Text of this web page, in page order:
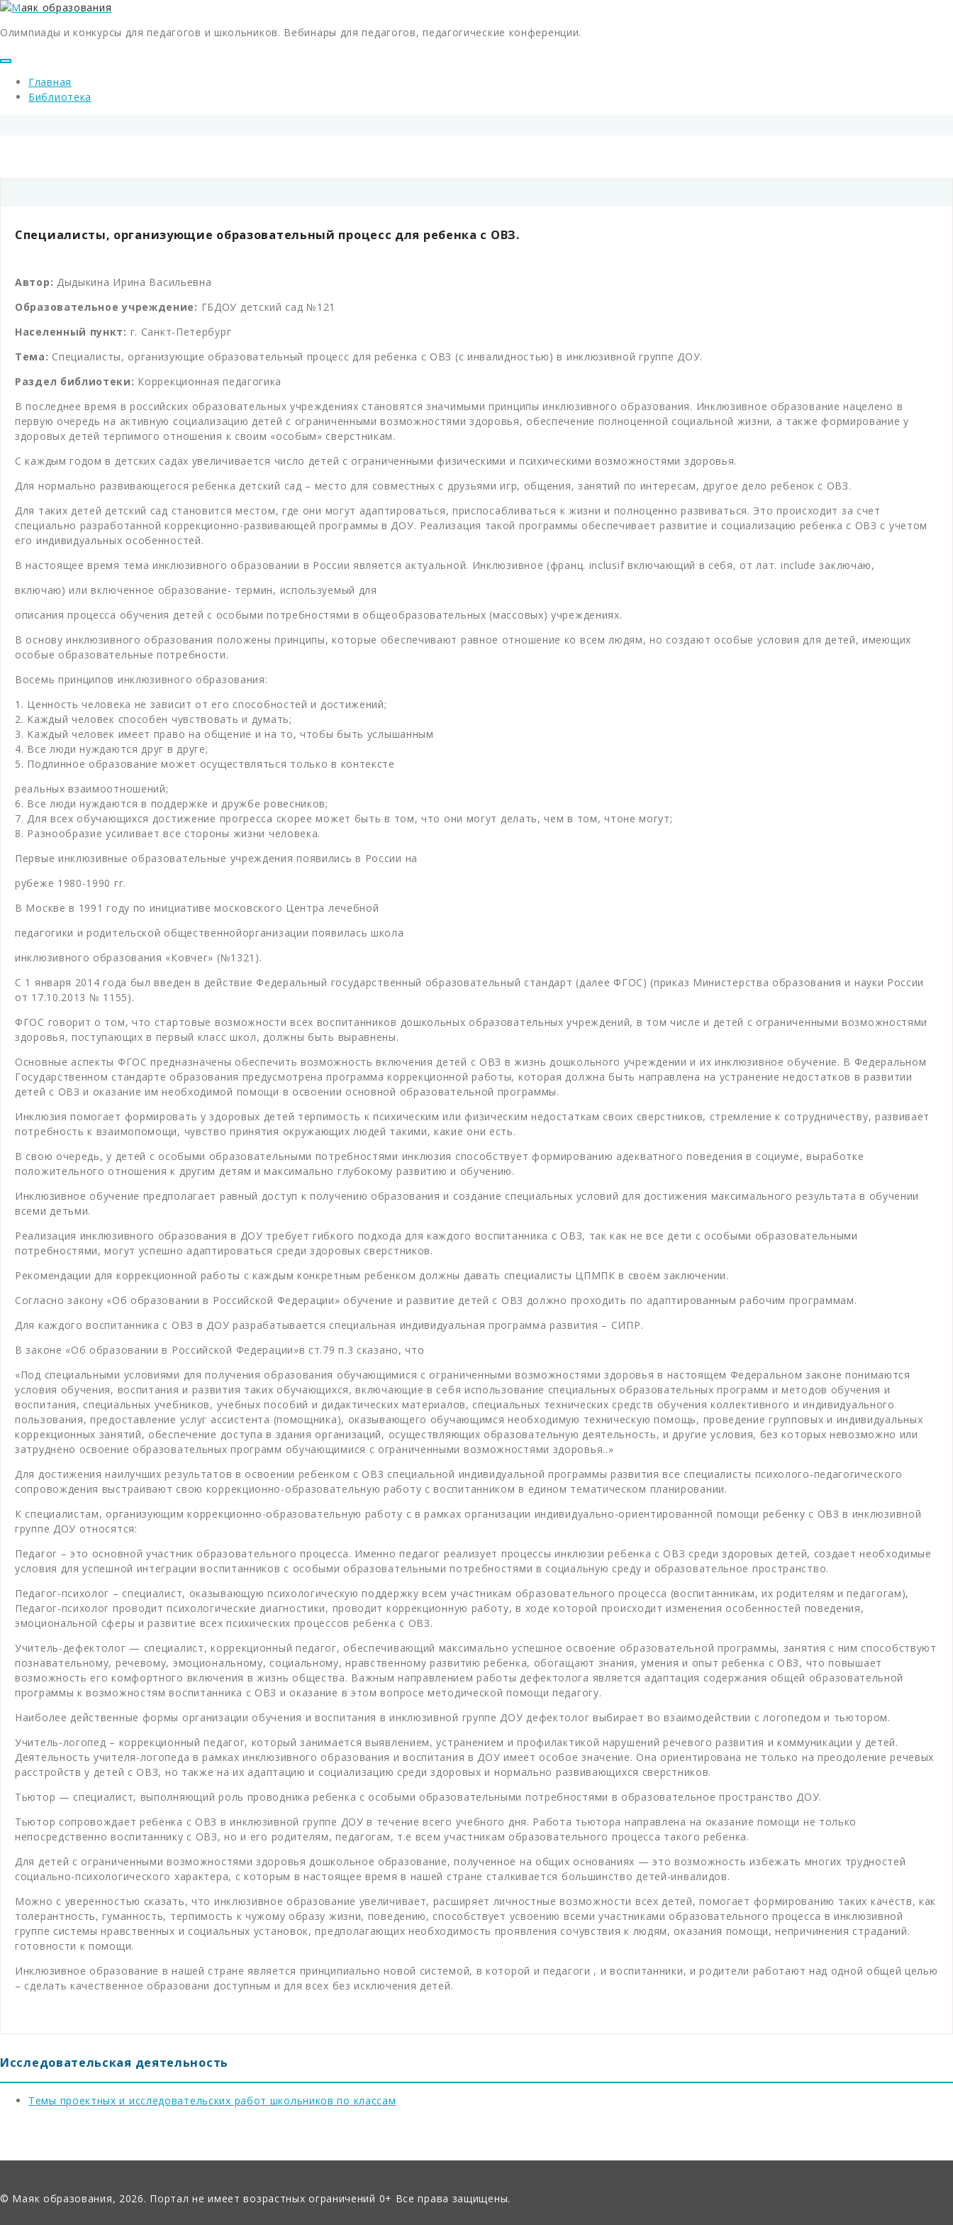
Олимпиады и конкурсы для педагогов и школьников. Вебинары для педагогов, педагогические конференции.
Главная
Библиотека
Специалисты, организующие образовательный процесс для ребенка с ОВЗ.
Автор: Дыдыкина Ирина Васильевна
Образовательное учреждение: ГБДОУ детский сад №121
Населенный пункт: г. Санкт-Петербург
Тема: Специалисты, организующие образовательный процесс для ребенка с ОВЗ (с инвалидностью) в инклюзивной группе ДОУ.
Раздел библиотеки: Коррекционная педагогика
В последнее время в российских образовательных учреждениях становятся значимыми принципы инклюзивного образования. Инклюзивное образование нацелено в
первую очередь на активную социализацию детей с ограниченными возможностями здоровья, обеспечение полноценной социальной жизни, а также формирование у
здоровых детей терпимого отношения к своим «особым» сверстникам.
С каждым годом в детских садах увеличивается число детей с ограниченными физическими и психическими возможностями здоровья.
Для нормально развивающегося ребенка детский сад – место для совместных с друзьями игр, общения, занятий по интересам, другое дело ребенок с ОВЗ.
Для таких детей детский сад становится местом, где они могут адаптироваться, приспосабливаться к жизни и полноценно развивaться. Это происходит за счет
специально разработанной коррекционно-развивающей программы в ДОУ. Реализация такой программы обеспечивает развитие и социaлизацию ребенка с ОВЗ с учетом
его индивидуальных особенностей.
В настоящее время тема инклюзивного образовании в России является актуальной. Инклюзивное (франц. inclusif включающий в себя, от лат. include заключаю,
включаю) или включенное образование- термин, используемый для
описания процесса обучения детей с особыми потребностями в общеобразовательных (массовых) учреждениях.
В основу инклюзивного образования положены принципы, которые обеспечивают равное отношение ко всем людям, но создают особые условия для детей, имеющих
особые образовательные потребности.
Восемь принципов инклюзивного образования:
1. Ценность человека не зависит от его способностей и достижений;
2. Каждый человек способен чувствовать и думать;
3. Каждый человек имеет право на общение и на то, чтобы быть услышанным
4. Все люди нуждаются друг в друге;
5. Подлинное образование может осуществляться только в контексте
реальных взаимоотношений;
6. Все люди нуждаются в поддержке и дружбе ровесников;
7. Для всех обучающихся достижение прогресса скорее может быть в том, что они могут делать, чем в том, чтоне могут;
8. Разнообразие усиливает все стороны жизни человека.
Первые инклюзивные образовательные учреждения появились в России на
рубеже 1980-1990 гг.
В Москве в 1991 году по инициативе московского Центра лечебной
педагогики и родительской общественнойорганизации появилась школа
инклюзивного образования «Ковчег» (№1321).
С 1 января 2014 года был введен в действие Федеральный государственный образовательный стандарт (далее ФГОС) (приказ Министерства образования и науки России
от 17.10.2013 № 1155).
ФГОС говорит о том, что стартовые возможности всех воспитанников дошкольных обрaзоватeльных учреждений, в том числе и детей с ограниченными возможностями
здоровья, поступающих в первый класс школ, должны быть выравнены.
Основные аспекты ФГОС предназначены обеспечить возможность включения детей с ОВЗ в жизнь дошкольного учреждении и их инклюзивное обучение. В Федеральном
Государственном стандарте образования предусмотрена программа коррекционной работы, которая должна быть направлена на устранение недостатков в развитии
детей с ОВЗ и оказание им необходимой помощи в освоении основной образовательной программы.
Инклюзия помогает формировать у здоровых детей терпимость к психическим или физическим недостаткам своих сверстников, стремление к сотрудничеству, развивает
потребность к взаимопомощи, чувство принятия окружающих людей такими, какие они есть.
В свою очередь, у детей с особыми образовательными потребностями инклюзия способствует формированию адекватного поведения в социуме, выработке
положительного отношения к другим детям и максимально глубокому развитию и обучению.
Инклюзивное обучение предполагает равный доступ к получению образования и создание специальных условий для достижения максимального результата в обучении
всеми детьми.
Реализация инклюзивного образования в ДОУ требует гибкого подхода для каждого воспитанника с ОВЗ, так как не все дети с особыми образовательными
потребностями, могут успешно адаптироваться среди здоровых сверстников.
Рекомендации для коррекционной работы с каждым конкретным ребенком должны давать специалисты ЦПМПК в своём заключении.
Согласно закону «Об образовании в Российской Федерации» обучение и развитие детей с ОВЗ должно проходить по адаптированным рабочим программам.
Для каждого воспитанника с ОВЗ в ДОУ разрабатывается специальная индивидуальная программа развития – СИПР.
В законе «Об образовании в Российской Федерации»в ст.79 п.3 сказано, что
«Под специальными условиями для получения образования обучающимися с ограниченными возможностями здоровья в настоящем Федеральном законе понимаются
условия обучения, воспитания и развития таких обучающихся, включающие в себя использование специальных образовательных программ и методов обучения и
воспитания, специальных учебников, учебных пособий и дидактических материалов, специальных технических средств обучения коллективного и индивидуального
пользования, предоставление услуг ассистента (помощника), оказывающего обучающимся необходимую техническую помощь, проведение групповых и индивидуальных
коррекционных занятий, обеспечение доступа в здания организаций, осуществляющих образовательную деятельность, и другие условия, без которых невозможно или
затруднено освоение образовательных программ обучающимися с ограниченными возможностями здоровья..»
Для достижения наилучших результатов в освоении ребенком с ОВЗ специальной индивидуальной программы развития все специалисты психолого-педагогического
сопровождения выстраивают свою коррекционно-образовательную работу с воспитанником в едином тематическом планировании.
К специалистам, организующим коррекционно-образовательную работу с в рамках организации индивидуально-ориентированной помощи ребенку с ОВЗ в инклюзивной
группе ДОУ относятся:
Педагог – это основной участник образовательного процесса. Именно педагог реализует процессы инклюзии ребенка с ОВЗ среди здоровых детей, создает необходимые
условия для успешной интеграции воспитанников с особыми образовательными потребностями в социальную среду и образовательное пространство.
Педагог-психолог – специалист, оказывающую психологическую поддержку всем участникам образовательного процесса (воспитанникам, их родителям и педагогам),
Педагог-психолог проводит психологические диагностики, проводит коррекционную работу, в ходе которой происходит изменения особенностей поведения,
эмоциональной сферы и развитие всех психических процессов ребенка с ОВЗ.
Учитель-дефектолог — специалист, коррекционный педагог, обеспечивающий максимально успешное освоение образовательной программы, занятия с ним способствуют
познавательному, речевому, эмоциональному, социальному, нравственному развитию ребенка, обогащают знания, умения и опыт ребенка с ОВЗ, что повышает
возможность его комфортного включения в жизнь общества. Важным направлением работы дефектолога является адаптация содержания общей образовательной
программы к возможностям воспитанника с ОВЗ и оказание в этом вопросе методической помощи педагогу.
Наиболее действенные формы организации обучения и воспитания в инклюзивной группе ДОУ дефектолог выбирает во взаимодействии с логопедом и тьютором.
Учитель-логопед – коррекционный педагог, который занимается выявлением, устранением и профилактикой нарушений речевого развития и коммуникации у детей.
Деятельность учителя-логопеда в рамках инклюзивного образования и воспитания в ДОУ имеет особое значение. Она ориентирована не только на преодоление речевых
расстройств у детей с ОВЗ, но также на их адаптацию и социализацию среди здоровых и нормально развивающихся сверстников.
Тьютор — специалист, выполняющий роль проводника ребенка с особыми образовательными потребностями в образовательное пространство ДОУ.
Тьютор сопровождает ребенка с ОВЗ в инклюзивной группе ДОУ в течение всего учебного дня. Работа тьютора направлена на оказание помощи не только
непосредственно воспитаннику с ОВЗ, но и его родителям, педагогам, т.е всем участникам образовательного процесса такого ребенка.
Для детей с ограниченными возможностями здоровья дошкольное образование, полученное на общих основаниях — это возможность избежать многих трудностей
социально-психологического характера, с которым в настоящее время в нашей стране сталкивается большинство детей-инвалидов.
Можно с уверенностью скaзать, что инклюзивное образование увеличивает, расширяет личностные возможности всех детей, помогает формированию таких качеств, как
толерантность, гуманность, терпимость к чужому образу жизни, поведению, способствует усвоению всеми участниками образовательного процесса в инклюзивной
группе системы нравственных и социальных установок, предполагающих необходимость проявления сочувствия к людям, оказания помощи, непричинения страданий.
готовности к помощи.
Инклюзивное образование в нашей стране является принципиально новой системой, в которой и педагоги , и воспитанники, и родители работают над одной общей целью
– сделать качественное образовани доступным и для всех без исключения детей.
Исследовательская деятельность
Темы проектных и исследовательских работ школьников по классам
© Маяк образования, 2026. Портал не имеет возрастных ограничений 0+ Все права защищены.